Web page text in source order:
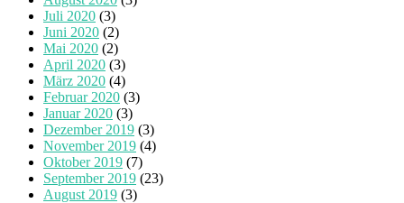
Juli 2020 (3)
Juni 2020 (2)
Mai 2020 (2)
April 2020 (3)
März 2020 (4)
Februar 2020 (3)
Januar 2020 (3)
Dezember 2019 (3)
November 2019 (4)
Oktober 2019 (7)
September 2019 (23)
August 2019 (3)